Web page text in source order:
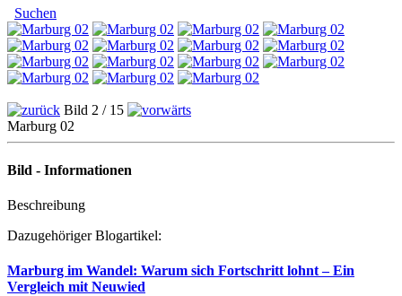
Suchen
Bild 2 / 15
Marburg 02
Bild - Informationen
Beschreibung
Dazugehöriger Blogartikel:
Marburg im Wandel: Warum sich Fortschritt lohnt – Ein
Vergleich mit Neuwied